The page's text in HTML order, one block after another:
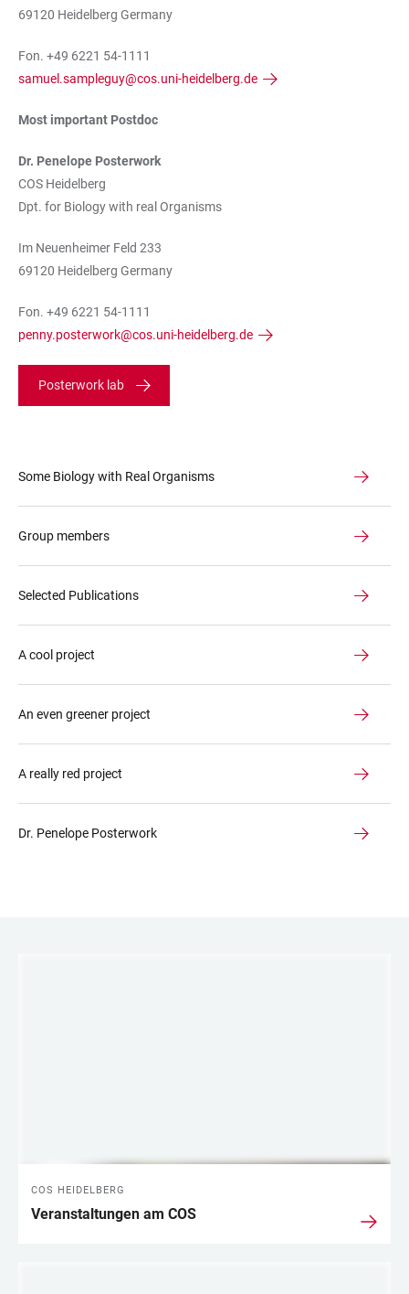
69120 Heidelberg Germany
Fon. +49 6221 54-1111
samuel.sampleguy@cos.uni-heidelberg.de
Most important Postdoc
Dr. Penelope Posterwork
COS Heidelberg
Dpt. for Biology with real Organisms
Im Neuenheimer Feld 233
69120 Heidelberg Germany
Fon. +49 6221 54-1111
penny.posterwork@cos.uni-heidelberg.de
Posterwork lab
Some Biology with Real Organisms
Group members
Selected Publications
A cool project
An even greener project
A really red project
Dr. Penelope Posterwork
COS HEIDELBERG
Veranstaltungen am COS